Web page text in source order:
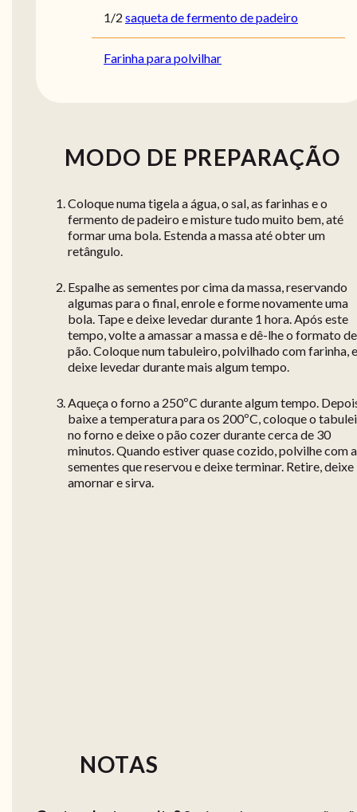
1/2 saqueta de fermento de padeiro
Farinha para polvilhar
MODO DE PREPARAÇÃO
Coloque numa tigela a água, o sal, as farinhas e o
fermento de padeiro e misture tudo muito bem, até
formar uma bola. Estenda a massa até obter um
retângulo.
Espalhe as sementes por cima da massa, reservando
algumas para o final, enrole e forme novamente uma
bola. Tape e deixe levedar durante 1 hora. Após este
tempo, volte a amassar a massa e dê-lhe o formato de
pão. Coloque num tabuleiro, polvilhado com farinha, e
deixe levedar durante mais algum tempo.
Aqueça o forno a 250ºC durante algum tempo.
baixe a temperatura para os 200ºC, coloque o
no forno e deixe o pão cozer durante cerca de 30
minutos. Quando estiver quase cozido, polvilhe com
sementes que reservou e deixe terminar. Retire, deixe
amornar e sirva.
NOTAS